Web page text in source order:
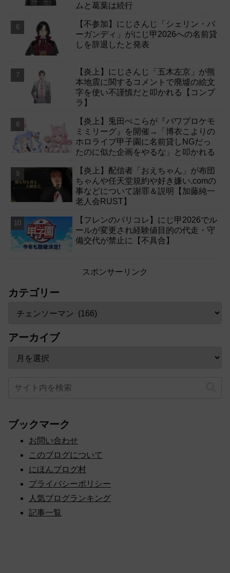
ムと葛葉は続行
【不参加】にじさんじ「シェリン・バ
ーガンディ」がにじ甲2026への名前貸
しを辞退したと発表
【炎上】にじさんじ「五木左京」が熊
本地震に関するコメントで廃墟の絵文
字を使い不謹慎だと叩かれる【コンプ
ラ】
【炎上】兎田ぺこらが『パワプロケモ
ミミリーグ』を開催→「博衣こよりの
ホロライブ甲子園に名前貸しNGだっ
たのに似た企画をやるな」と叩かれる
【炎上】配信者「おえちゃん」が布団
ちゃんや任天堂規約や好き嫌い.comの
事などについて謝罪＆説明【加藤純一
老人会RUST】
【フレンのパリコレ】にじ甲2026でル
ールが変更され経験値目的の代走・守
備交代が禁止に【不具合】
スポンサーリンク
カテゴリー
アーカイブ
ブックマーク
お問い合わせ
このブログについて
にほんブログ村
プライバシーポリシー
人気ブログランキング
記事一覧